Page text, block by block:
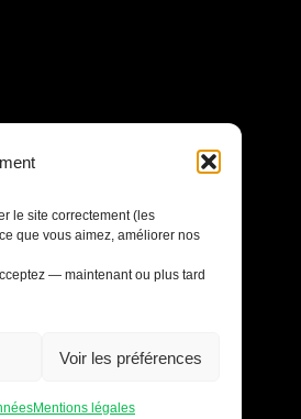
le site correctement (les
que vous aimez, améliorer nos
— maintenant ou plus tard
Voir les préférences
Mentions légales